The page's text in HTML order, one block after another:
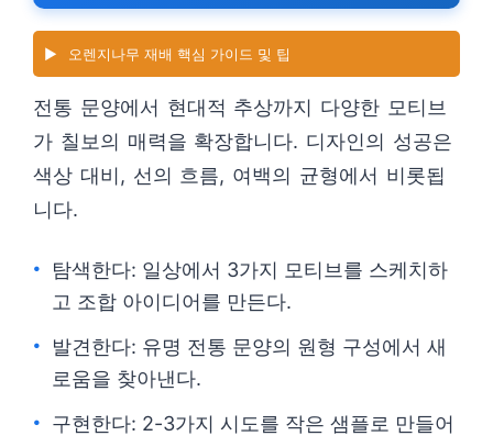
▶️ 오렌지나무 재배 핵심 가이드 및 팁
전통 문양에서 현대적 추상까지 다양한 모티브
가 칠보의 매력을 확장합니다. 디자인의 성공은
색상 대비, 선의 흐름, 여백의 균형에서 비롯됩
니다.
탐색한다: 일상에서 3가지 모티브를 스케치하
고 조합 아이디어를 만든다.
발견한다: 유명 전통 문양의 원형 구성에서 새
로움을 찾아낸다.
구현한다: 2-3가지 시도를 작은 샘플로 만들어